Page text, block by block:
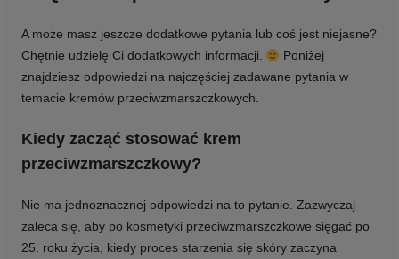
A może masz jeszcze dodatkowe pytania lub coś jest niejasne?
Chętnie udzielę Ci dodatkowych informacji.
Poniżej
znajdziesz odpowiedzi na najczęściej zadawane pytania w
temacie kremów przeciwzmarszczkowych.
Kiedy zacząć stosować krem
przeciwzmarszczkowy?
Nie ma jednoznacznej odpowiedzi na to pytanie. Zazwyczaj
zaleca się, aby po kosmetyki przeciwzmarszczkowe sięgać po
25. roku życia, kiedy proces starzenia się skóry zaczyna